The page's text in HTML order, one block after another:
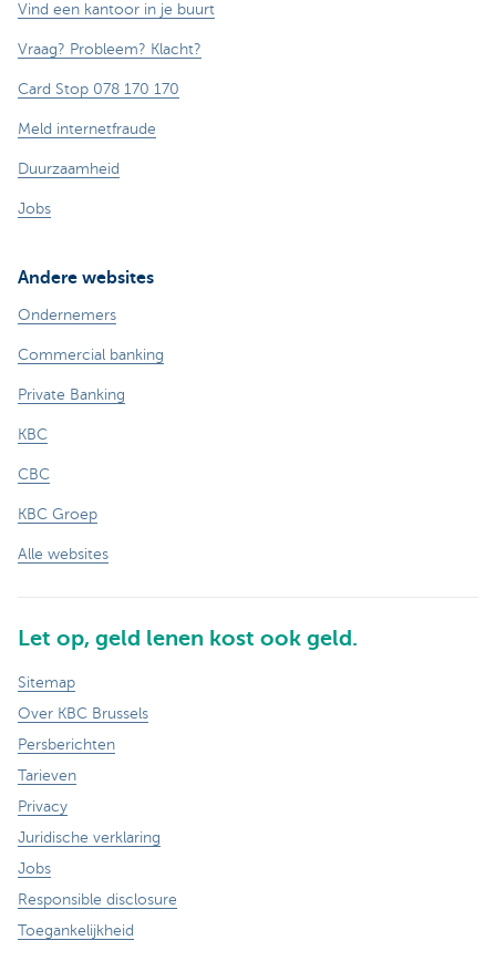
Vind een kantoor in je buurt
Vraag? Probleem? Klacht?
Card Stop 078 170 170
Meld internetfraude
Duurzaamheid
Jobs
Andere websites
Ondernemers
Commercial banking
Private Banking
KBC
CBC
KBC Groep
Alle websites
Let op, geld lenen kost ook geld.
Sitemap
Over KBC Brussels
Persberichten
Tarieven
Privacy
Juridische verklaring
Jobs
Responsible disclosure
Toegankelijkheid